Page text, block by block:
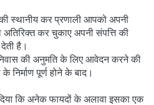
स्थानीय कर प्रणाली आपको अपनी
अतिरिक्त कर चुकाए अपनी संपत्ति की
है।
की अनुमति के लिए आवेदन करने की
निर्माण पूर्ण होने के बाद।
कि अनेक फायदों के अलावा इसका एक